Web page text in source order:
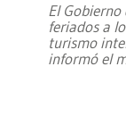
El
feriados a
turismo
informó el